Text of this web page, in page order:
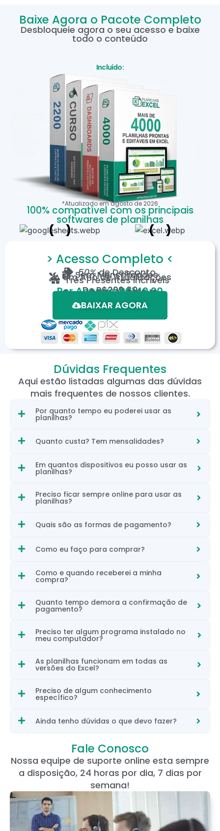
Baixe Agora o Pacote Completo
Desbloqueie agora o seu acesso e baixe
todo o conteúdo
Incluído:
*Atualizado emagostode 2026
100% compatível com os principais
softwares de planilhas
> Acesso Completo <
50%de Desconto
Sem Mensalidades
Um Ano de Atualizações
Três Presentes Incríveis
DeR$299,80
Por Apenas: R$149,90
Em até 12X de R$15,19
*Oferta válida por tempo limitado.
BAIXAR AGORA
Dúvidas Frequentes
Aqui estão listadas algumas das dúvidas
mais frequentes de nossos clientes.
Por quanto tempo eu poderei usar as
planilhas?
Quanto custa? Tem mensalidades?
Em quantos dispositivos eu posso usar as
planilhas?
Preciso ficar sempre online para usar as
planilhas?
Quais são as formas de pagamento?
Como eu faço para comprar?
Como e quando receberei a minha
compra?
Quanto tempo demora a confirmação de
pagamento?
Preciso ter algum programa instalado no
meu computador?
As planilhas funcionam em todas as
versões do Excel?
Preciso de algum conhecimento
específico?
Ainda tenho dúvidas o que devo fazer?
Fale Conosco
Nossa equipe de suporte online esta sempre
a disposição, 24 horas por dia, 7 dias por
semana!